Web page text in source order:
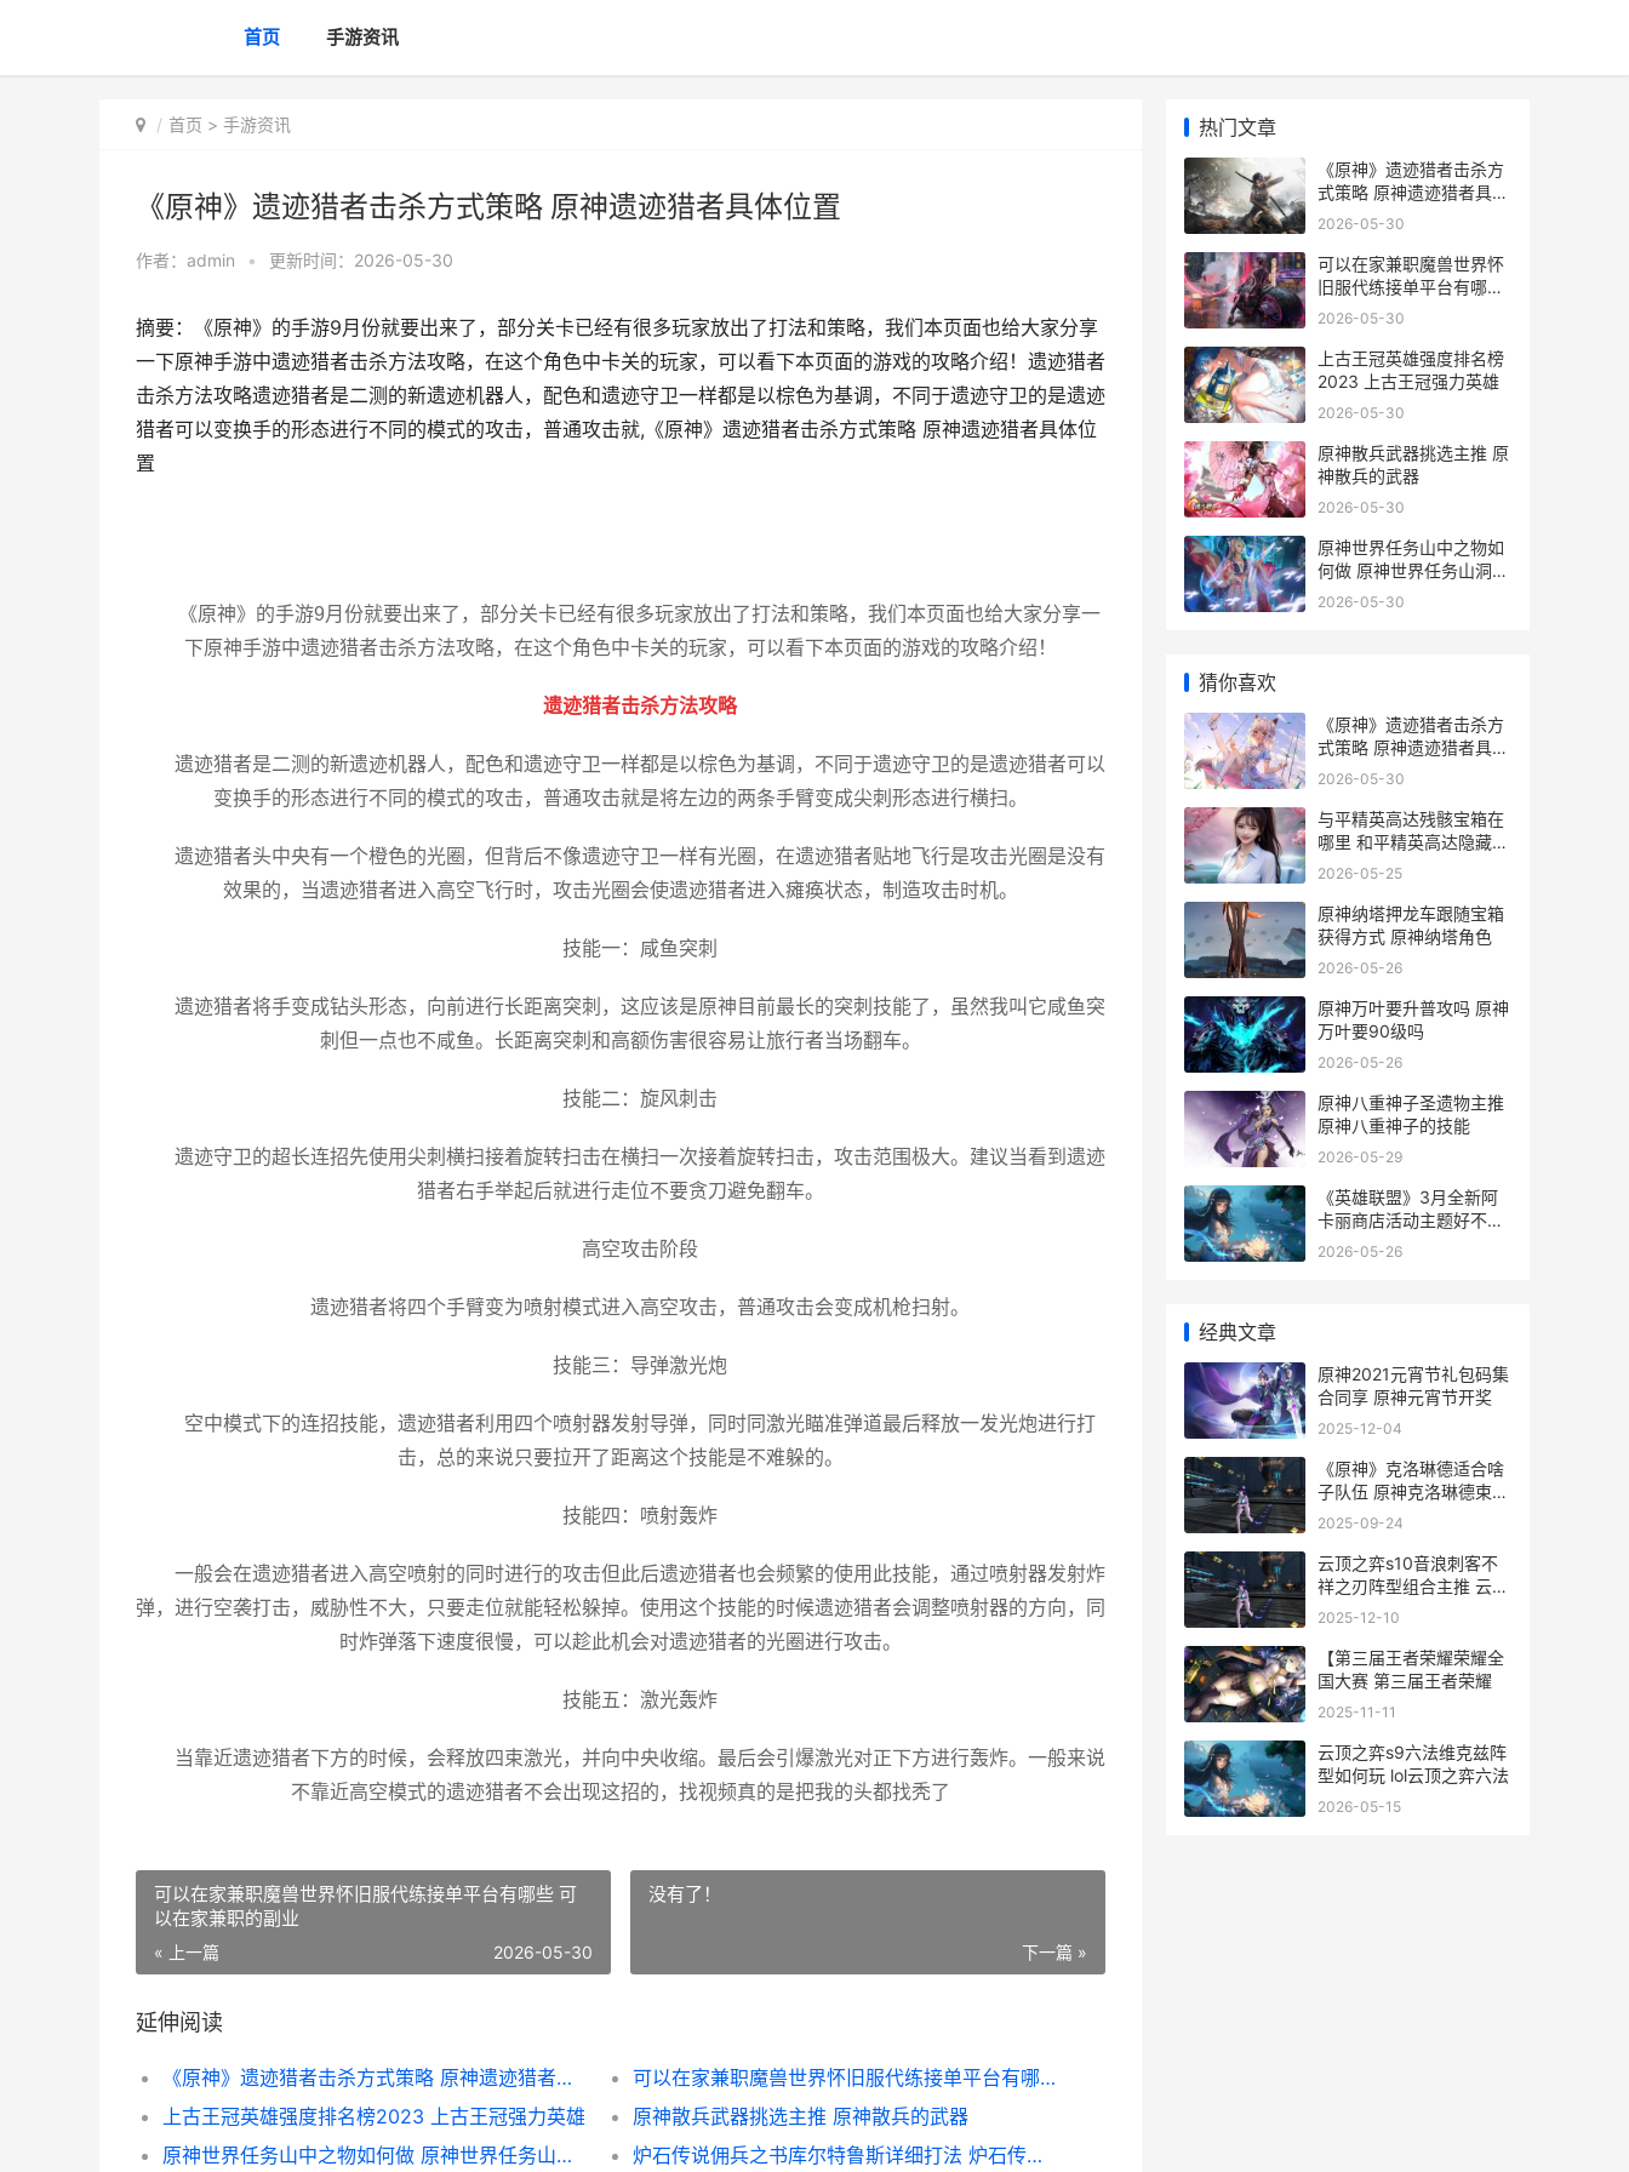
首页 手游资讯
首页 > 手游资讯
《原神》遗迹猎者击杀方式策略 原神遗迹猎者具体位置
作者： admin • 更新时间：2026-05-30
摘要：《原神》的手游9月份就要出来了，部分关卡已经有很多玩家放出了打法和策略，我们本页面也给大家分享
一下原神手游中遗迹猎者击杀方法攻略，在这个角色中卡关的玩家，可以看下本页面的游戏的攻略介绍！遗迹猎者
击杀方法攻略遗迹猎者是二测的新遗迹机器人，配色和遗迹守卫一样都是以棕色为基调，不同于遗迹守卫的是遗迹
猎者可以变换手的形态进行不同的模式的攻击，普通攻击就,《原神》遗迹猎者击杀方式策略 原神遗迹猎者具体位
置
《原神》的手游9月份就要出来了，部分关卡已经有很多玩家放出了打法和策略，我们本页面也给大家分享一
下原神手游中遗迹猎者击杀方法攻略，在这个角色中卡关的玩家，可以看下本页面的游戏的攻略介绍！
遗迹猎者击杀方法攻略
遗迹猎者是二测的新遗迹机器人，配色和遗迹守卫一样都是以棕色为基调，不同于遗迹守卫的是遗迹猎者可以
变换手的形态进行不同的模式的攻击，普通攻击就是将左边的两条手臂变成尖刺形态进行横扫。
遗迹猎者头中央有一个橙色的光圈，但背后不像遗迹守卫一样有光圈，在遗迹猎者贴地飞行是攻击光圈是没有
效果的，当遗迹猎者进入高空飞行时，攻击光圈会使遗迹猎者进入瘫痪状态，制造攻击时机。
技能一：咸鱼突刺
遗迹猎者将手变成钻头形态，向前进行长距离突刺，这应该是原神目前最长的突刺技能了，虽然我叫它咸鱼突
刺但一点也不咸鱼。长距离突刺和高额伤害很容易让旅行者当场翻车。
技能二：旋风刺击
遗迹守卫的超长连招先使用尖刺横扫接着旋转扫击在横扫一次接着旋转扫击，攻击范围极大。建议当看到遗迹
猎者右手举起后就进行走位不要贪刀避免翻车。
高空攻击阶段
遗迹猎者将四个手臂变为喷射模式进入高空攻击，普通攻击会变成机枪扫射。
技能三：导弹激光炮
空中模式下的连招技能，遗迹猎者利用四个喷射器发射导弹，同时同激光瞄准弹道最后释放一发光炮进行打
击，总的来说只要拉开了距离这个技能是不难躲的。
技能四：喷射轰炸
一般会在遗迹猎者进入高空喷射的同时进行的攻击但此后遗迹猎者也会频繁的使用此技能，通过喷射器发射炸
弹，进行空袭打击，威胁性不大，只要走位就能轻松躲掉。使用这个技能的时候遗迹猎者会调整喷射器的方向，同
时炸弹落下速度很慢，可以趁此机会对遗迹猎者的光圈进行攻击。
技能五：激光轰炸
当靠近遗迹猎者下方的时候，会释放四束激光，并向中央收缩。最后会引爆激光对正下方进行轰炸。一般来说
不靠近高空模式的遗迹猎者不会出现这招的，找视频真的是把我的头都找秃了
可以在家兼职魔兽世界怀旧服代练接单平台有哪些 可
以在家兼职的副业
« 上一篇 2026-05-30
没有了！
下一篇 »
延伸阅读
《原神》遗迹猎者击杀方式策略 原神遗迹猎者具体位置
可以在家兼职魔兽世界怀旧服代练接单平台有哪些 可以在家兼职的副业
上古王冠英雄强度排名榜2023 上古王冠强力英雄
原神散兵武器挑选主推 原神散兵的武器
原神世界任务山中之物如何做 原神世界任务山洞怎么进
炉石传说佣兵之书库尔特鲁斯详细打法 炉石传说佣兵之书显示8
热门文章
《原神》遗迹猎者击杀方
式策略 原神遗迹猎者具体
位置
2026-05-30
可以在家兼职魔兽世界怀
旧服代练接单平台有哪些
可以在家兼职的副业
2026-05-30
上古王冠英雄强度排名榜
2023 上古王冠强力英雄
2026-05-30
原神散兵武器挑选主推 原
神散兵的武器
2026-05-30
原神世界任务山中之物如
何做 原神世界任务山洞怎
么进
2026-05-30
猜你喜欢
《原神》遗迹猎者击杀方
式策略 原神遗迹猎者具体
位置
2026-05-30
与平精英高达残骸宝箱在
哪里 和平精英高达隐藏功
能_1
2026-05-25
原神纳塔押龙车跟随宝箱
获得方式 原神纳塔角色
2026-05-26
原神万叶要升普攻吗 原神
万叶要90级吗
2026-05-26
原神八重神子圣遗物主推
原神八重神子的技能
2026-05-29
《英雄联盟》3月全新阿
卡丽商店活动主题好不好
英雄联盟3V3地图
2026-05-26
经典文章
原神2021元宵节礼包码集
合同享 原神元宵节开奖
2025-12-04
《原神》克洛琳德适合啥
子队伍 原神克洛琳德束手
束脚悬吊
2025-09-24
云顶之弈s10音浪刺客不
祥之刃阵型组合主推 云顶
之奕s 1
2025-12-10
【第三届王者荣耀荣耀全
国大赛 第三届王者荣耀
2025-11-11
云顶之弈s9六法维克兹阵
型如何玩 lol云顶之弈六法
2026-05-15